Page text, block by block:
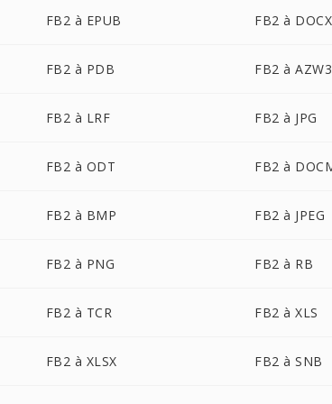
FB2 à EPUB FB2 à DOCX
FB2 à PDB FB2 à AZW3
FB2 à LRF FB2 à JPG
FB2 à ODT FB2 à
FB2 à BMP FB2 à JPEG
FB2 à PNG FB2 à RB
FB2 à TCR FB2 à XLS
FB2 à XLSX FB2 à SNB